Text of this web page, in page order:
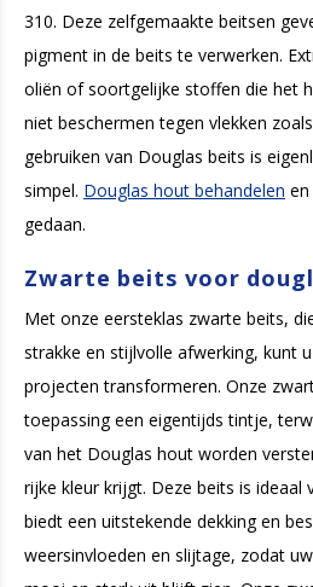
310. Deze zelfgemaakte beitsen
pigment in de beits te verwerken.
oliën of soortgelijke stoffen die het
niet beschermen tegen vlekken
gebruiken van Douglas beits is
simpel. Douglas hout behandelen en
gedaan.
Zwarte beits voor
Met onze eersteklas zwarte beits,
strakke en stijlvolle afwerking, kunt
projecten transformeren. Onze
toepassing een eigentijds tintje,
van het Douglas hout worden
rijke kleur krijgt. Deze beits is ideaal
biedt een uitstekende dekking en
weersinvloeden en slijtage, zodat